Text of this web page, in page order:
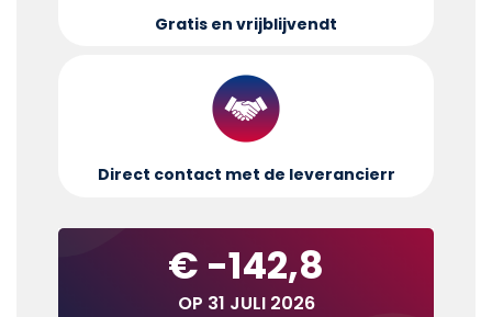
Gratis en vrijblijvendt
Direct contact met de leverancierr
€ -142,8
OP 31 JULI 2026